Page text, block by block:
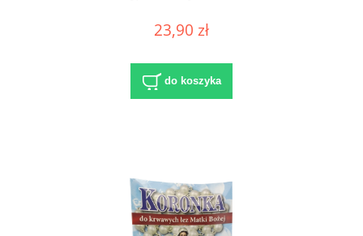
23,90 zł
do koszyka